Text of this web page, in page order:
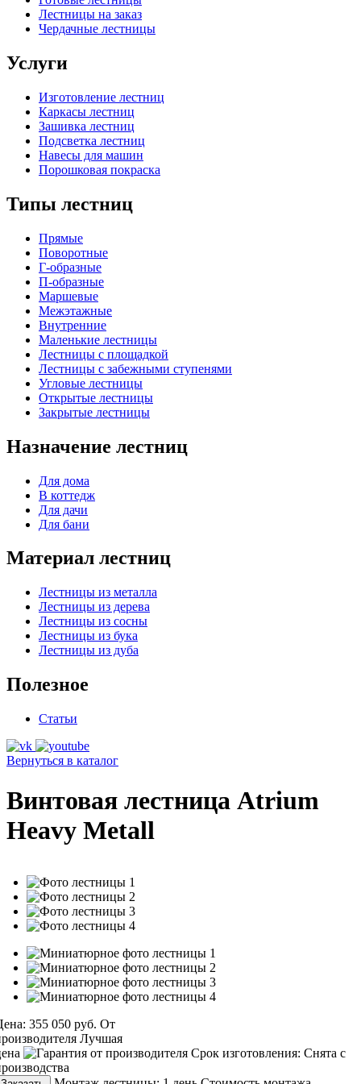
Лестницы на заказ
Чердачные лестницы
Услуги
Изготовление лестниц
Каркасы лестниц
Зашивка лестниц
Подсветка лестниц
Навесы для машин
Порошковая покраска
Типы лестниц
Прямые
Поворотные
Г-образные
П-образные
Маршевые
Межэтажные
Внутренние
Маленькие лестницы
Лестницы с площадкой
Лестницы с забежными ступенями
Угловые лестницы
Открытые лестницы
Закрытые лестницы
Назначение лестниц
Для дома
В коттедж
Для дачи
Для бани
Материал лестниц
Лестницы из металла
Лестницы из дерева
Лестницы из сосны
Лестницы из бука
Лестницы из дуба
Полезное
Статьи
Вернуться в каталог
Винтовая лестница Atrium
Heavy Metall
355 050 руб. От
Лучшая
Срок изготовления: Снята с